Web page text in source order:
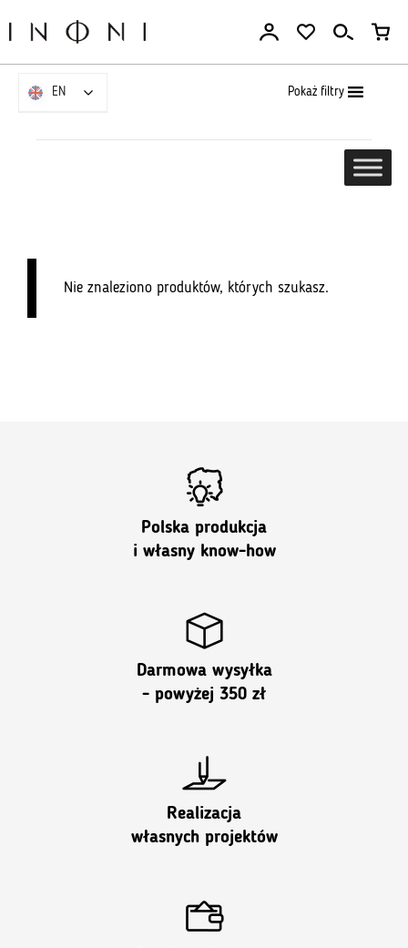
Pokaż filtry
Nie znaleziono produktów, których szukasz.
Polska produkcja
i własny know-how
Darmowa wysyłka
- powyżej 350 zł
Realizacja
własnych projektów
EN
EN